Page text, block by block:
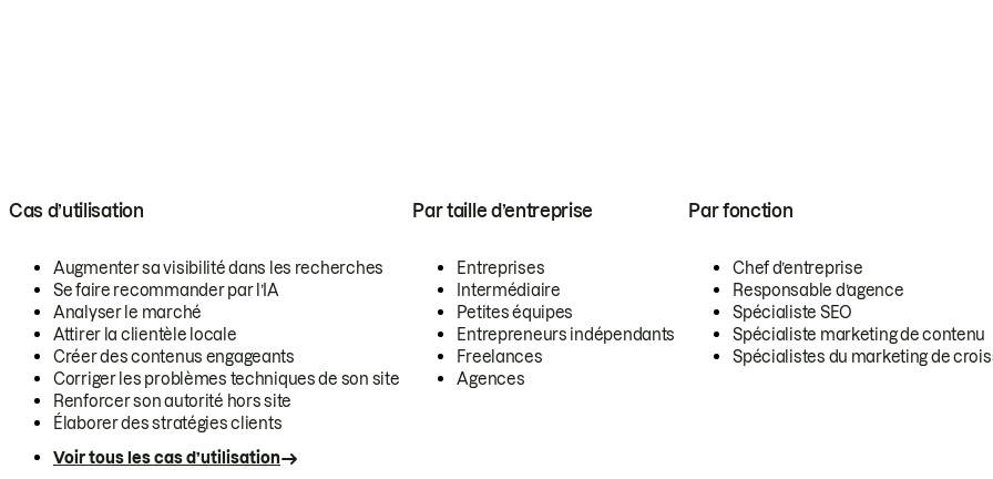
Cas d’utilisation
Augmenter sa visibilité dans les recherches
Se faire recommander par l’IA
Analyser le marché
Attirer la clientèle locale
Créer des contenus engageants
Corriger les problèmes techniques de son site
Renforcer son autorité hors site
Élaborer des stratégies clients
Voir tous les cas d’utilisation
Par taille d’entreprise
Entreprises
Intermédiaire
Petites équipes
Entrepreneurs indépendants
Freelances
Agences
Par fonction
Chef d’entreprise
Responsable d’agence
Spécialiste SEO
Spécialiste marketing de contenu
Spécialistes du marketing de